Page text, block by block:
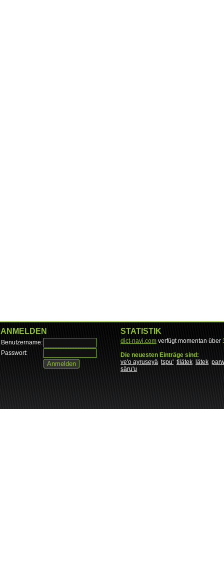
ANMELDEN
Benutzername:
Passwort:
STATISTIK
dict-navi.com verfügt momentan über
Die neuesten Einträge sind:
ve'o ayruseyä tspu' tìlätek lätek
säru'u